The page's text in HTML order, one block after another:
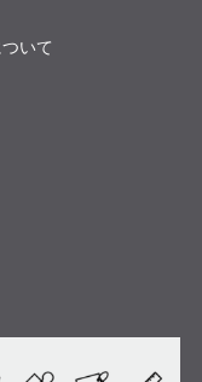
いて